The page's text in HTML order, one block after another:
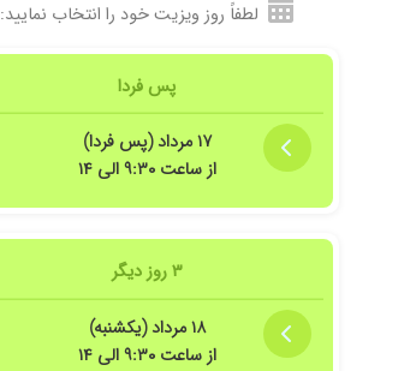
لطفاً روز ویزیت خود را انتخاب نمایید:
پس فردا
۱۷ مرداد (پس فردا)
از ساعت ۹:۳۰ الی ۱۴
۳ روز دیگر
۱۸ مرداد (یکشنبه)
از ساعت ۹:۳۰ الی ۱۴